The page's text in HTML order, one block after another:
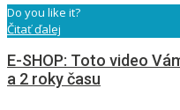
Do you like it?
Čitať ďalej
E-SHOP: Toto video
a 2 roky času